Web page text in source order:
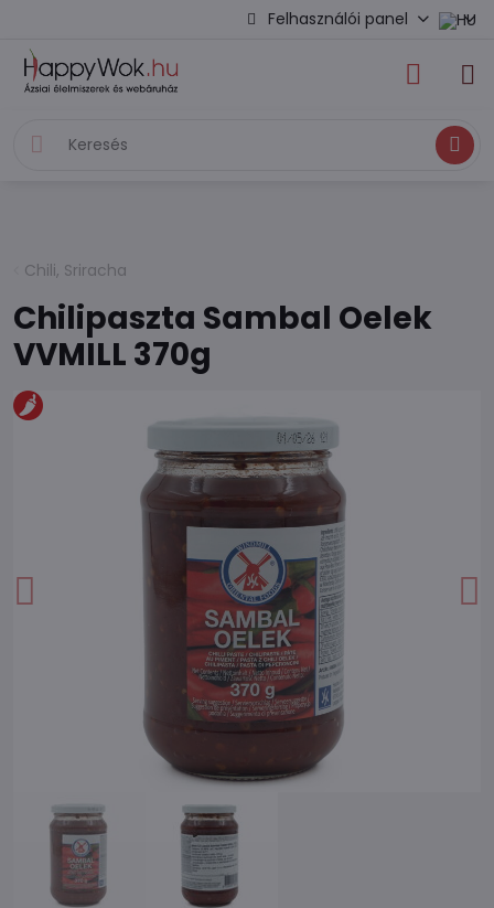
Felhasználói panel
Keresés
Chili, Sriracha
Chilipaszta Sambal Oelek
VVMILL 370g